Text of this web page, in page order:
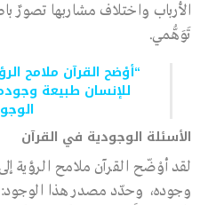
الأرباب واختلاف مشاربها تصورٌ
تَوَهُّمي.
“أوْضح القرآن ملامح
للإنسان طبيعة
الأسئلة الوجودية في القرآن
لقد أوْضّح القرآن ملامح الرؤية
وجوده، وحدّد مصدر هذا الوجود: